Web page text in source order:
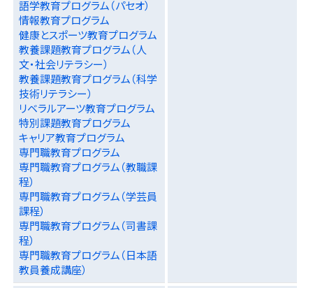
語学教育プログラム（パセオ）
情報教育プログラム
健康とスポーツ教育プログラム
教養課題教育プログラム（人
文・社会リテラシー）
教養課題教育プログラム（科学
技術リテラシー）
リベラルアーツ教育プログラム
特別課題教育プログラム
キャリア教育プログラム
専門職教育プログラム
専門職教育プログラム（教職課
程）
専門職教育プログラム（学芸員
課程）
専門職教育プログラム（司書課
程）
専門職教育プログラム（日本語
教員養成講座）